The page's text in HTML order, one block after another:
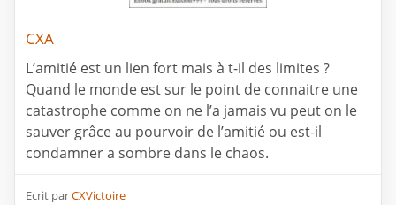
CXA
L’amitié est un lien fort mais à t-il des limites ?
Quand le monde est sur le point de connaitre une
catastrophe comme on ne l’a jamais vu peut on le
sauver grâce au pourvoir de l’amitié ou est-il
condamner a sombre dans le chaos.
Ecrit parCXVictoire